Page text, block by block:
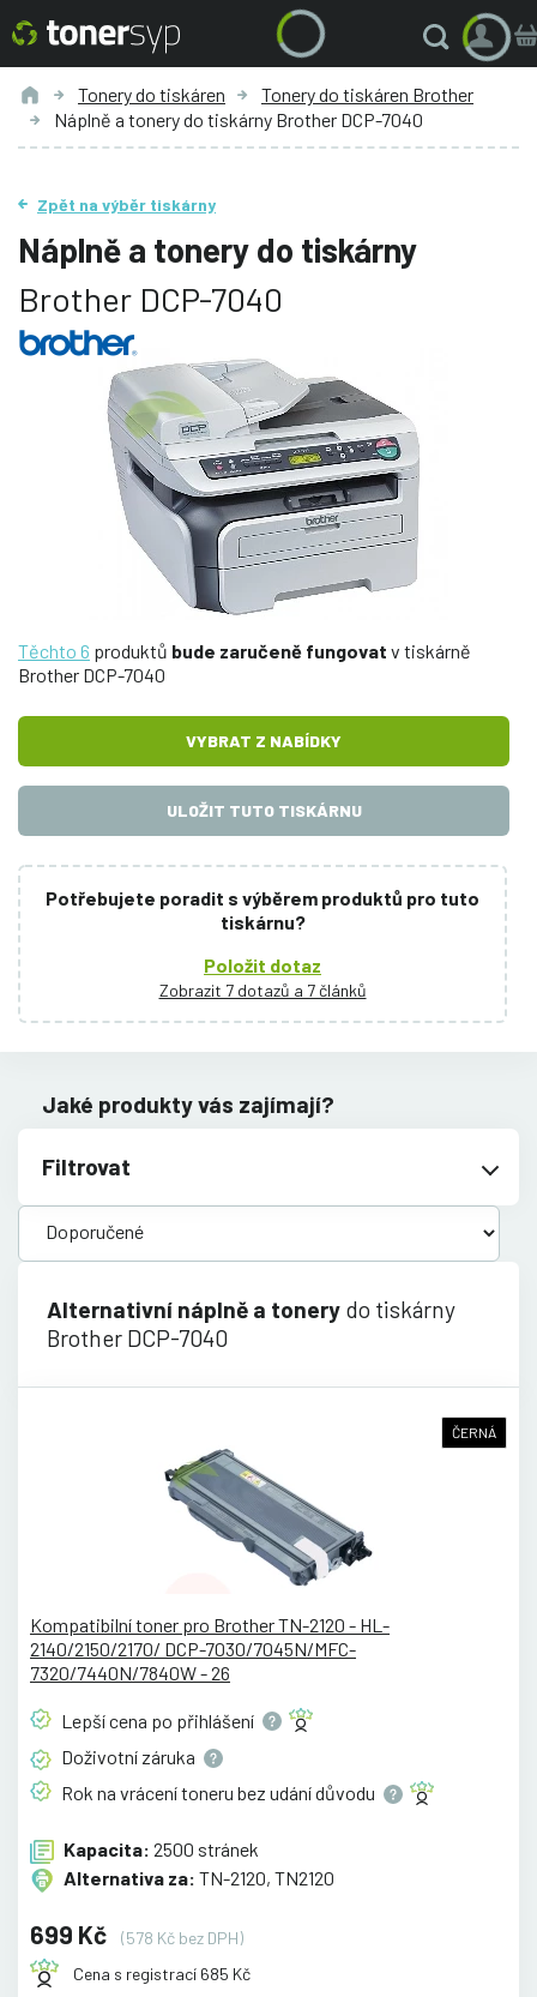
Tonery do tiskáren
Tonery do tiskáren Brother
Náplně a tonery do tiskárny Brother DCP-7040
Zpět na výběr tiskárny
Náplně a tonery do tiskárny
Brother DCP-7040
Těchto 6 produktů bude zaručeně fungovat v tiskárně
Brother DCP-7040
VYBRAT Z NABÍDKY
ULOŽIT TUTO TISKÁRNU
Potřebujete poradit s výběrem produktů pro tuto
tiskárnu?
Položit dotaz
Zobrazit 7 dotazů a 7 článků
Jaké produkty vás zajímají?
Filtrovat
Alternativní náplně a tonery do tiskárny
Brother DCP-7040
ČERNÁ
Kompatibilní toner pro Brother TN-2120 - HL-
2140/2150/2170/ DCP-7030/7045N/MFC-
7320/7440N/7840W - 26
Lepší cena po přihlášení
Doživotní záruka
Rok na vrácení toneru bez udánídůvodu
Kapacita: 2500 stránek
Alternativa za: TN-2120, TN2120
699 Kč
(578 Kč bez DPH)
Cena s registrací 685 Kč